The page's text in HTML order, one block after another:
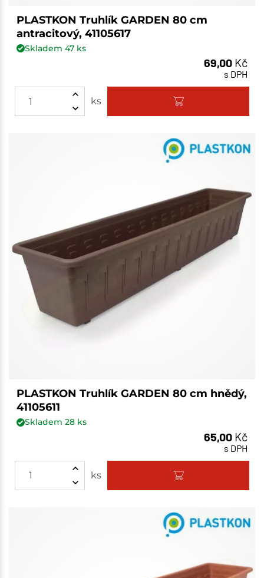
PLASTKON Truhlík GARDEN 80 cm
antracitový, 41105617
Skladem 47ks
69,00 Kč
s DPH
ks
PLASTKON Truhlík GARDEN 80 cm hnědý,
41105611
Skladem 28ks
65,00 Kč
s DPH
ks